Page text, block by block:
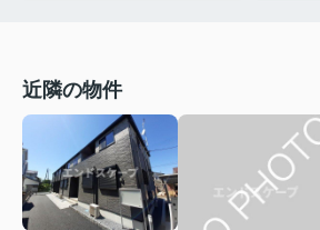
近隣の物件